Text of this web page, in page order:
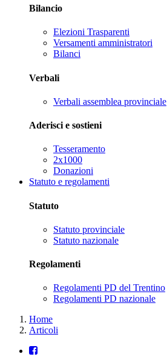
Bilancio
Elezioni Trasparenti
Versamenti amministratori
Bilanci
Verbali
Verbali assemblea provinciale
Aderisci e sostieni
Tesseramento
2x1000
Donazioni
Statuto e regolamenti
Statuto
Statuto provinciale
Statuto nazionale
Regolamenti
Regolamenti PD del Trentino
Regolamenti PD nazionale
Home
Articoli